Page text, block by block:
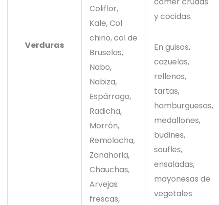
Verduras
Coliflor,
Kale, Col
chino, col de
Bruselas,
Nabo,
Nabiza,
Espárrago,
Radicha,
Morrón,
Remolacha,
Zanahoria,
Chauchas,
Arvejas
frescas,
y cocidas.
En guisos,
cazuelas,
rellenos,
tartas,
hamburguesas,
medallones,
budines,
soufles,
ensaladas,
mayonesas de
vegetales